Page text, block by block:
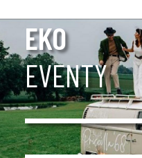
O NAS
OFERTA
REALIZACJE
EKO
EVENTY